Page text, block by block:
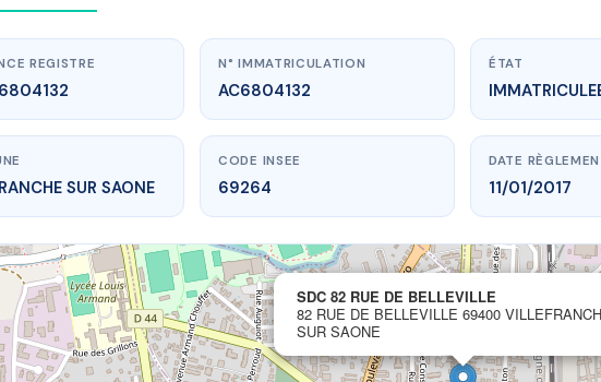
www.vme.plus/AC6804132
SDC 82 RUE DE BELLEVILLE
82 Rue de Belleville 69400 VILLEFRANCHE SUR SAONE
REGISTRE N° IMMATRICULATION
AC6804132
ÉTAT
SUR SAONE
CODE INSEE
69264
DATE
11/01/2017
SDC 82 RUE DE BELLEVILLE
82 RUE DE BELLEVILLE 69400
SUR SAONE